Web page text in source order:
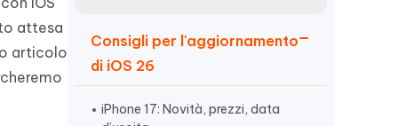
Iniziare
Consigli per l'aggiornamento
di iOS 26
iPhone 17: Novità, prezzi, data
attesa
articolo